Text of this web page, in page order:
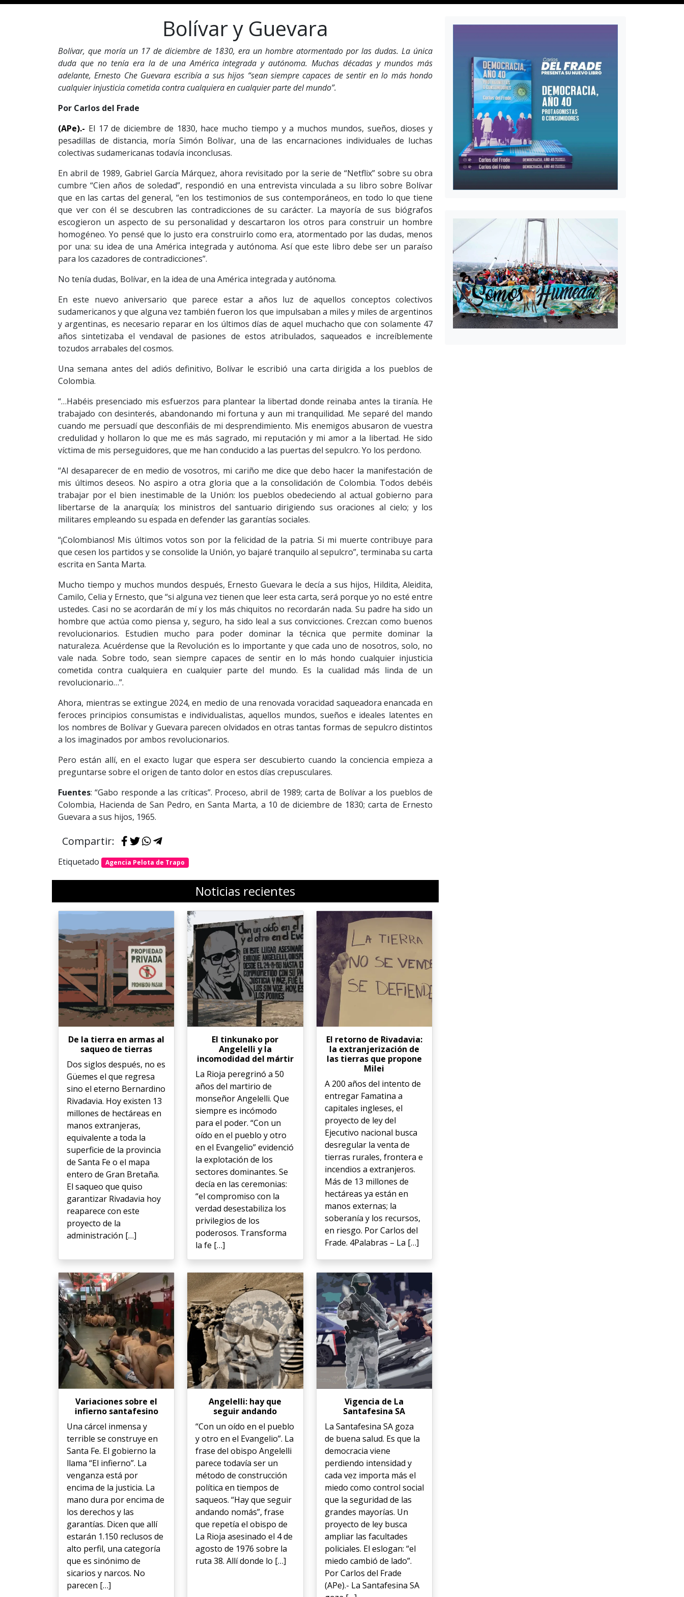
Bolívar y Guevara
Bolívar, que moría un 17 de diciembre de 1830, era un hombre atormentado por las dudas. La única
duda que no tenía era la de una América integrada y autónoma. Muchas décadas y mundos más
adelante, Ernesto Che Guevara escribía a sus hijos “sean siempre capaces de sentir en lo más hondo
cualquier injusticia cometida contra cualquiera en cualquier parte del mundo”.
Por Carlos del Frade
(APe).- El 17 de diciembre de 1830, hace mucho tiempo y a muchos mundos, sueños, dioses y
pesadillas de distancia, moría Simón Bolívar, una de las encarnaciones individuales de luchas
colectivas sudamericanas todavía inconclusas.
En abril de 1989, Gabriel García Márquez, ahora revisitado por la serie de “Netflix” sobre su obra
cumbre “Cien años de soledad”, respondió en una entrevista vinculada a su libro sobre Bolívar
que en las cartas del general, “en los testimonios de sus contemporáneos, en todo lo que tiene
que ver con él se descubren las contradicciones de su carácter. La mayoría de sus biógrafos
escogieron un aspecto de su personalidad y descartaron los otros para construir un hombre
homogéneo. Yo pensé que lo justo era construirlo como era, atormentado por las dudas, menos
por una: su idea de una América integrada y autónoma. Así que este libro debe ser un paraíso
para los cazadores de contradicciones”.
No tenía dudas, Bolívar, en la idea de una América integrada y autónoma.
En este nuevo aniversario que parece estar a años luz de aquellos conceptos colectivos
sudamericanos y que alguna vez también fueron los que impulsaban a miles y miles de argentinos
y argentinas, es necesario reparar en los últimos días de aquel muchacho que con solamente 47
años sintetizaba el vendaval de pasiones de estos atribulados, saqueados e increíblemente
tozudos arrabales del cosmos.
Una semana antes del adiós definitivo, Bolívar le escribió una carta dirigida a los pueblos de
Colombia.
“…Habéis presenciado mis esfuerzos para plantear la libertad donde reinaba antes la tiranía. He
trabajado con desinterés, abandonando mi fortuna y aun mi tranquilidad. Me separé del mando
cuando me persuadí que desconfiáis de mi desprendimiento. Mis enemigos abusaron de vuestra
credulidad y hollaron lo que me es más sagrado, mi reputación y mi amor a la libertad. He sido
víctima de mis perseguidores, que me han conducido a las puertas del sepulcro. Yo los perdono.
“Al desaparecer de en medio de vosotros, mi cariño me dice que debo hacer la manifestación de
mis últimos deseos. No aspiro a otra gloria que a la consolidación de Colombia. Todos debéis
trabajar por el bien inestimable de la Unión: los pueblos obedeciendo al actual gobierno para
libertarse de la anarquía; los ministros del santuario dirigiendo sus oraciones al cielo; y los
militares empleando su espada en defender las garantías sociales.
“¡Colombianos! Mis últimos votos son por la felicidad de la patria. Si mi muerte contribuye para
que cesen los partidos y se consolide la Unión, yo bajaré tranquilo al sepulcro”, terminaba su carta
escrita en Santa Marta.
Mucho tiempo y muchos mundos después, Ernesto Guevara le decía a sus hijos, Hildita, Aleidita,
Camilo, Celia y Ernesto, que “si alguna vez tienen que leer esta carta, será porque yo no esté entre
ustedes. Casi no se acordarán de mí y los más chiquitos no recordarán nada. Su padre ha sido un
hombre que actúa como piensa y, seguro, ha sido leal a sus convicciones. Crezcan como buenos
revolucionarios. Estudien mucho para poder dominar la técnica que permite dominar la
naturaleza. Acuérdense que la Revolución es lo importante y que cada uno de nosotros, solo, no
vale nada. Sobre todo, sean siempre capaces de sentir en lo más hondo cualquier injusticia
cometida contra cualquiera en cualquier parte del mundo. Es la cualidad más linda de un
revolucionario…”.
Ahora, mientras se extingue 2024, en medio de una renovada voracidad saqueadora enancada en
feroces principios consumistas e individualistas, aquellos mundos, sueños e ideales latentes en
los nombres de Bolívar y Guevara parecen olvidados en otras tantas formas de sepulcro distintos
a los imaginados por ambos revolucionarios.
Pero están allí, en el exacto lugar que espera ser descubierto cuando la conciencia empieza a
preguntarse sobre el origen de tanto dolor en estos días crepusculares.
Fuentes: “Gabo responde a las críticas”. Proceso, abril de 1989; carta de Bolívar a los pueblos de
Colombia, Hacienda de San Pedro, en Santa Marta, a 10 de diciembre de 1830; carta de Ernesto
Guevara a sus hijos, 1965.
Compartir:
Etiquetado Agencia Pelota de Trapo
Noticias recientes
De la tierra en armas al
saqueo de tierras
Dos siglos después, no es
Güemes el que regresa
sino el eterno Bernardino
Rivadavia. Hoy existen 13
millones de hectáreas en
manos extranjeras,
equivalente a toda la
superficie de la provincia
de Santa Fe o el mapa
entero de Gran Bretaña.
El saqueo que quiso
garantizar Rivadavia hoy
reaparece con este
proyecto de la
administración […]
El tinkunako por
Angelelli y la
incomodidad del mártir
La Rioja peregrinó a 50
años del martirio de
monseñor Angelelli. Que
siempre es incómodo
para el poder. “Con un
oído en el pueblo y otro
en el Evangelio” evidenció
la explotación de los
sectores dominantes. Se
decía en las ceremonias:
“el compromiso con la
verdad desestabiliza los
privilegios de los
poderosos. Transforma
la fe […]
El retorno de Rivadavia:
la extranjerización de
las tierras que propone
Milei
A 200 años del intento de
entregar Famatina a
capitales ingleses, el
proyecto de ley del
Ejecutivo nacional busca
desregular la venta de
tierras rurales, frontera e
incendios a extranjeros.
Más de 13 millones de
hectáreas ya están en
manos externas; la
soberanía y los recursos,
en riesgo. Por Carlos del
Frade. 4Palabras – La […]
Variaciones sobre el
infierno santafesino
Una cárcel inmensa y
terrible se construye en
Santa Fe. El gobierno la
llama “El infierno”. La
venganza está por
encima de la justicia. La
mano dura por encima de
los derechos y las
garantías. Dicen que allí
estarán 1.150 reclusos de
alto perfil, una categoría
que es sinónimo de
sicarios y narcos. No
parecen […]
Angelelli: hay que
seguir andando
“Con un oído en el pueblo
y otro en el Evangelio”. La
frase del obispo Angelelli
parece todavía ser un
método de construcción
política en tiempos de
saqueos. “Hay que seguir
andando nomás”, frase
que repetía el obispo de
La Rioja asesinado el 4 de
agosto de 1976 sobre la
ruta 38. Allí donde lo […]
Vigencia de La
Santafesina SA
La Santafesina SA goza
de buena salud. Es que la
democracia viene
perdiendo intensidad y
cada vez importa más el
miedo como control social
que la seguridad de las
grandes mayorías. Un
proyecto de ley busca
ampliar las facultades
policiales. El eslogan: “el
miedo cambió de lado”.
Por Carlos del Frade
(APe).- La Santafesina SA